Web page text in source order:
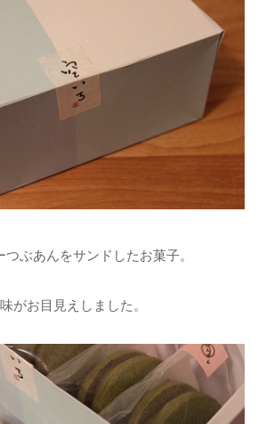
つぶあんをサンドしたお菓子。
がお目見えしました。